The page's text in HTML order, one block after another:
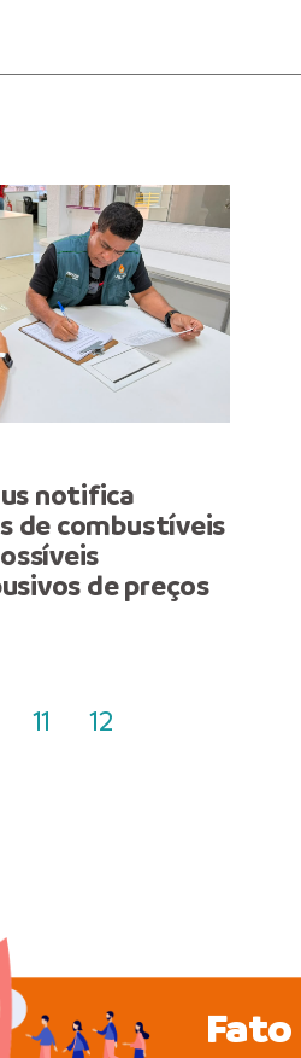
notifica
de combustíveis
de preços
11 12
Fato